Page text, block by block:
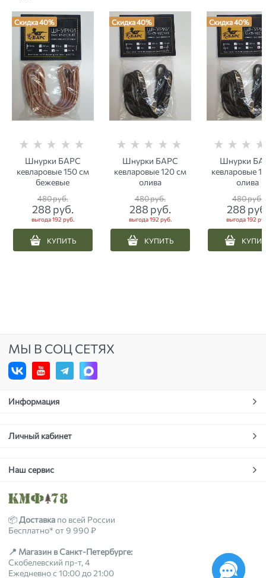
Скидка 40%
Шнурки БАРС
кевларовые 150 см
бежевые
480 руб.
288 руб.
выгода192 руб.
КУПИТЬ
Скидка 40%
Шнурки БАРС
кевларовые 120 см
олива
480 руб.
288 руб.
выгода192 руб.
КУПИТЬ
Скидка 40%
Шнурки
кевларовые
олива
480 руб.
288
выгода192
МЫ В СОЦ СЕТЯХ
Информация
Личный кабинет
Наш сервис
📦Доставка по всей России
Бесплатно* от 9 990 ₽
📍 Магазин в Санкт-Петербурге:
Скобелевский пр-т, 4
Ежедневно с 10:00 до 21:00